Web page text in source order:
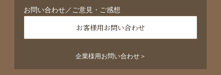
お問い合わせ／ご意見・ご感想
お客様用お問い合わせ
企業様用お問い合わせ＞